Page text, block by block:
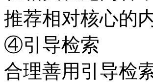
推荐相对核心的
④引导检索
合理善用引导检